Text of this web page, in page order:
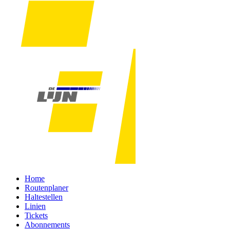
Home
Routenplaner
Haltestellen
Linien
Tickets
Abonnements